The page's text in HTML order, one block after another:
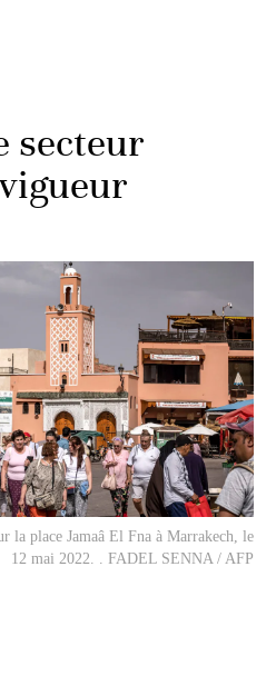
secteur
la place Jamaâ El Fna à Marrakech, le
12 mai 2022. . FADEL SENNA / AFP